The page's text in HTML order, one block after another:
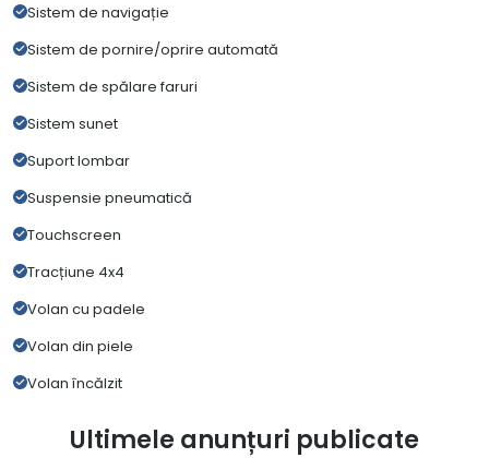
Sistem de navigație
Sistem de pornire/oprire automată
Sistem de spălare faruri
Sistem sunet
Suport lombar
Suspensie pneumatică
Touchscreen
Tracțiune 4x4
Volan cu padele
Volan din piele
Volan încălzit
Ultimele anunțuri publicate